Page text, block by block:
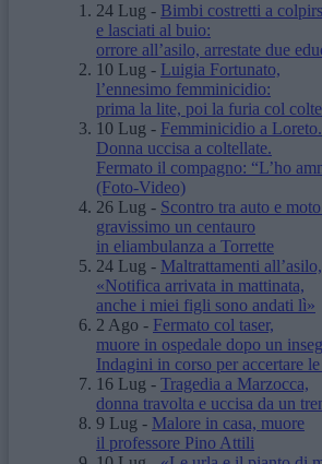
24 Lug - Bimbi costretti a
e lasciati al buio:
orrore all’asilo, arrestate due
10 Lug - Luigia Fortunato,
l’ennesimo femminicidio:
prima la lite, poi la furia col
10 Lug - Femminicidio a Loreto.
Donna uccisa a coltellate.
Fermato il compagno: “L’ho
(Foto-Video)
26 Lug - Scontro tra auto e
gravissimo un centauro
in eliambulanza a Torrette
24 Lug - Maltrattamenti
«Notifica arrivata in mattinata,
anche i miei figli sono andati lì»
2 Ago - Fermato col taser,
muore in ospedale dopo un
Indagini in corso per accertare le
16 Lug - Tragedia a Marzocca,
donna travolta e uccisa da un
9 Lug - Malore in casa, muore
il professore Pino Attili